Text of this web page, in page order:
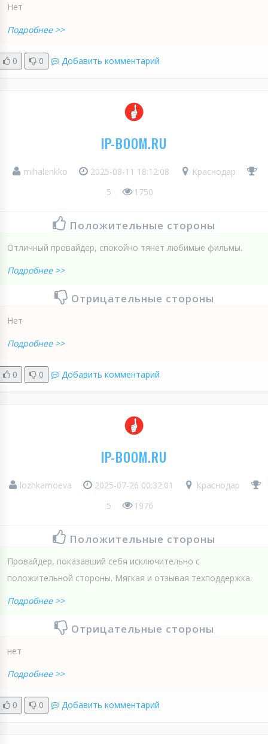
Нет
Подробнее >>
0 0 Добавить комментарий
IP-BOOM.RU
mihalenkko 2025-08-11 18:12:08
Краснодар
5
1750
Положительные стороны
Отличный провайдер, спокойно тянет любимые фильмы.
Подробнее >>
Отрицательные стороны
Нет
Подробнее >>
0 0 Добавить комментарий
IP-BOOM.RU
lozhkamoeva 2025-07-26 00:32:01
Краснодар
5
1976
Положительные стороны
Провайдер, показавший себя исключительно с
положительной стороны. Мягкая и отзывая техподдержка.
Подробнее >>
Отрицательные стороны
нет
Подробнее >>
0 0 Добавить комментарий